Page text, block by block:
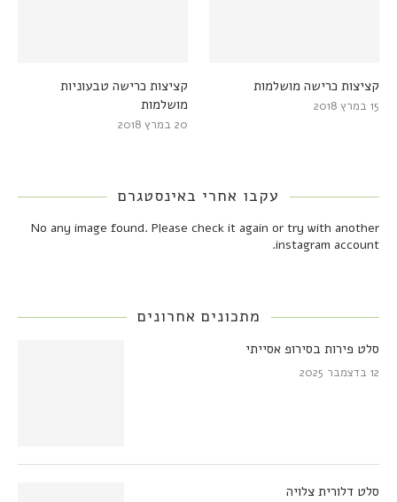
קציצות כרישה טבעוניות
מושלמות
20 במרץ 2018
קציצות כרישה מושלמות
15 במרץ 2018
עקבו אחרי באינסטגרם
No any image found. Please check it again or try with another
instagram account.
מתכונים אחרונים
סלט פירות בסירופ אסייתי
12 בדצמבר 2025
סלט דלורית צלויה